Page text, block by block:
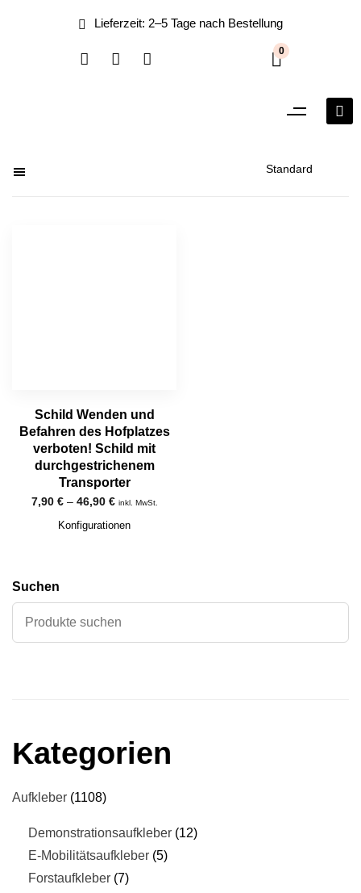
0
Schild Wenden und
Befahren des Hofplatzes
verboten! Schild mit
durchgestrichenem
Transporter
7,90 €– 46,90 € inkl. MwSt.
Konfigurationen
Suchen
Kategorien
Aufkleber 1108
Demonstrationsaufkleber 12
E-Mobilitätsaufkleber 5
Forstaufkleber 7